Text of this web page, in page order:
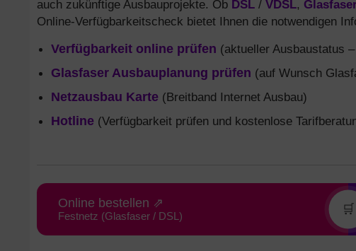
auch zukünftige Ausbauprojekte. Ob DSL / VDSL,
Online-Verfügbarkeitscheck bietet Ihnen die notwendigen
Verfügbarkeit online prüfen (aktueller Ausbaustatus
Glasfaser Ausbauplanung prüfen (auf Wunsch
Netzausbau Karte (Breitband Internet Ausbau)
Hotline (Verfügbarkeit prüfen und kostenlose
Online bestellen ⇗
Festnetz (Glasfaser / DSL)
🛒